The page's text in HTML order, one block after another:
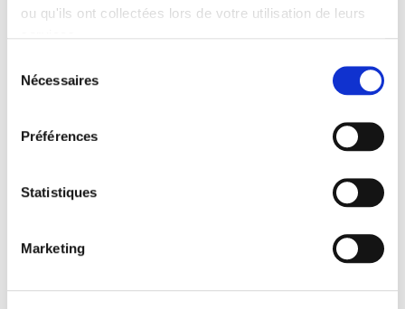
ou qu'ils ont collectées lors de votre utilisation de leurs
Nécessaires
Préférences
Statistiques
Marketing
données personnelles veuillez voir notre Politique
Veuillez indiquer l'identifiant de votre consentement et la
Modifiez consentement